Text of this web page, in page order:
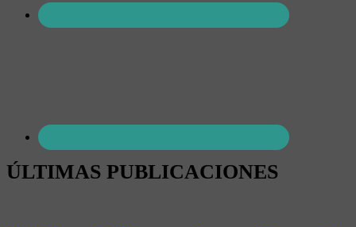
ÚLTIMAS PUBLICACIONES